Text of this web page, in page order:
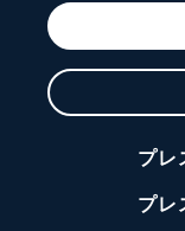
プレ
プレ